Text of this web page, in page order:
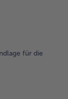
für die